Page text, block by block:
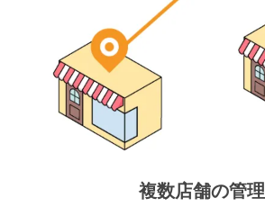
複数店舗の管理